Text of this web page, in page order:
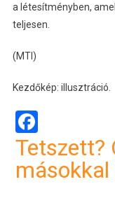
a létesítményben,
teljesen.
(MTI)
Kezdőkép: illusztráció.
Tetszett?
másokkal